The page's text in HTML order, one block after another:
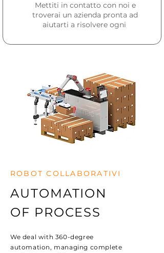
Mettiti in contatto con noi e
troverai un azienda pronta ad
aiutarti a risolvere ogni
ROBOT COLLABORATIVI
AUTOMATION
OF PROCESS
We deal with 360-degree
automation, managing complete